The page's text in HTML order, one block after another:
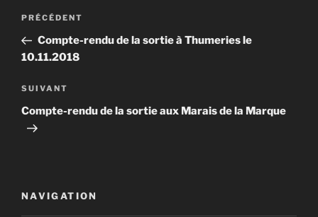
Navigation
l’article
Article
précédent
PRÉCÉDENT
Compte-rendu de la sortie à Thumeries le
10.11.2018
Article
suivant
SUIVANT
Compte-rendu de la sortie aux Marais de la Marque
NAVIGATION